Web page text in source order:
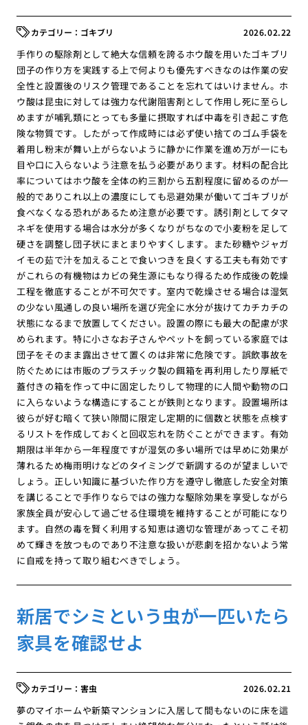
2026.02.22
ゴキブリ
手作りの駆除剤として絶大な信頼を誇るホウ酸を用いたゴキブリ
団子の作り方を実践する上で何よりも優先すべきなのは作業の安
全性と設置後のリスク管理であることを忘れてはいけません。ホ
ウ酸は昆虫に対しては強力な代謝阻害剤として作用し死に至らし
めますが哺乳類にとっても多量に摂取すれば中毒を引き起こす危
険な物質です。したがって作成時には必ず使い捨てのゴム手袋を
着用し粉末が舞い上がらないように静かに作業を進め万が一にも
目や口に入らないよう注意を払う必要があります。材料の配合比
率についてはホウ酸を全体の約三割から五割程度に留めるのが一
般的でありこれ以上の濃度にしても忌避効果が働いてゴキブリが
食べなくなる恐れがあるため注意が必要です。誘引剤としてタマ
ネギを使用する場合は水分が多くなりがちなので小麦粉を足して
硬さを調整し団子状にまとまりやすくします。また砂糖やジャガ
イモの茹で汁を加えることで食いつきを良くする工夫も有効です
がこれらの有機物はカビの発生源にもなり得るため作成後の乾燥
工程を徹底することが不可欠です。室内で乾燥させる場合は湿気
の少ない風通しの良い場所を選び完全に水分が抜けてカチカチの
状態になるまで放置してください。設置の際にも最大の配慮が求
められます。特に小さなお子さんやペットを飼っている家庭では
団子をそのまま露出させて置くのは非常に危険です。誤飲事故を
防ぐためには市販のプラスチック製の餌箱を再利用したり厚紙で
蓋付きの箱を作って中に固定したりして物理的に人間や動物の口
に入らないような構造にすることが鉄則となります。設置場所は
彼らが好む暗くて狭い隙間に限定し定期的に個数と状態を点検す
るリストを作成しておくと回収忘れを防ぐことができます。有効
期限は半年から一年程度ですが湿気の多い場所では早めに効果が
薄れるため梅雨明けなどのタイミングで新調するのが望ましいで
しょう。正しい知識に基づいた作り方を遵守し徹底した安全対策
を講じることで手作りならではの強力な駆除効果を享受しながら
家族全員が安心して過ごせる住環境を維持することが可能になり
ます。自然の毒を賢く利用する知恵は適切な管理があってこそ初
めて輝きを放つものであり不注意な扱いが悲劇を招かないよう常
に自戒を持って取り組むべきでしょう。
新居でシミという虫が一匹いたら
家具を確認せよ
2026.02.21
害虫
夢のマイホームや新築マンションに入居して間もないのに床を這